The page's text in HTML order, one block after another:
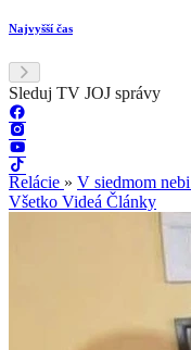
Najvyšší čas
Sleduj TV JOJ správy
Relácie » V siedmom nebi
Všetko Videá Články